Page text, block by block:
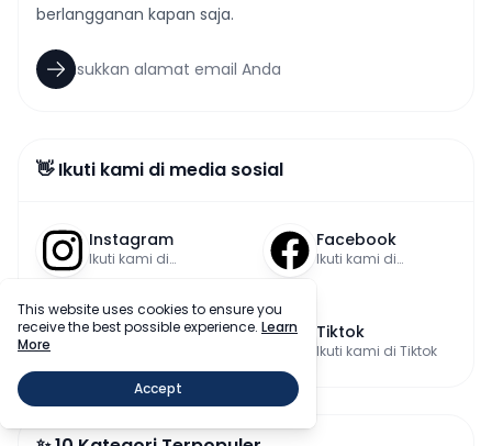
berlangganan kapan saja.
👋 Ikuti kami di media sosial
Instagram
Ikuti kami di
Facebook
Ikuti kami di
Linkedin Tiktok
Ikuti kami di Tiktok
This website uses cookies to ensure you
receive the best possible experience. Learn
More
Accept